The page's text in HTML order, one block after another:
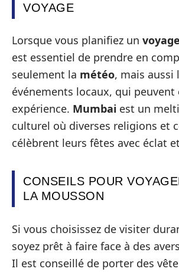
VOYAGE
Lorsque vous planifiez un voyage
est essentiel de prendre en
seulement la météo, mais aussi
événements locaux, qui
expérience. Mumbai est un
culturel où diverses religions et
célèbrent leurs fêtes avec éclat
CONSEILS POUR
LA MOUSSON
Si vous choisissez de visiter
soyez prêt à faire face à des
Il est conseillé de porter des